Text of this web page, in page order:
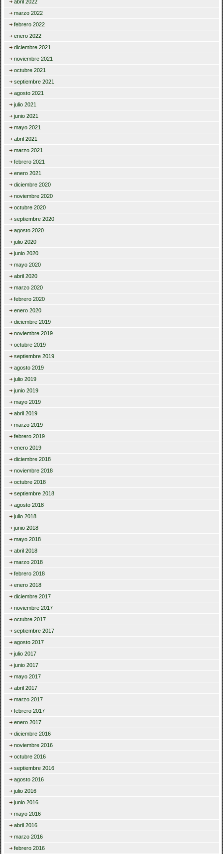
abril 2022
marzo 2022
febrero 2022
enero 2022
diciembre 2021
noviembre 2021
octubre 2021
septiembre 2021
agosto 2021
julio 2021
junio 2021
mayo 2021
abril 2021
marzo 2021
febrero 2021
enero 2021
diciembre 2020
noviembre 2020
octubre 2020
septiembre 2020
agosto 2020
julio 2020
junio 2020
mayo 2020
abril 2020
marzo 2020
febrero 2020
enero 2020
diciembre 2019
noviembre 2019
octubre 2019
septiembre 2019
agosto 2019
julio 2019
junio 2019
mayo 2019
abril 2019
marzo 2019
febrero 2019
enero 2019
diciembre 2018
noviembre 2018
octubre 2018
septiembre 2018
agosto 2018
julio 2018
junio 2018
mayo 2018
abril 2018
marzo 2018
febrero 2018
enero 2018
diciembre 2017
noviembre 2017
octubre 2017
septiembre 2017
agosto 2017
julio 2017
junio 2017
mayo 2017
abril 2017
marzo 2017
febrero 2017
enero 2017
diciembre 2016
noviembre 2016
octubre 2016
septiembre 2016
agosto 2016
julio 2016
junio 2016
mayo 2016
abril 2016
marzo 2016
febrero 2016